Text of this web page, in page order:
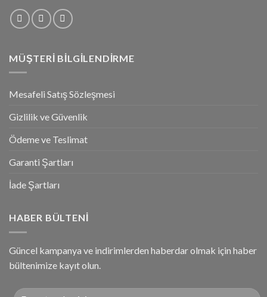
MÜŞTERI BILGILENDIRME
Mesafeli Satış Sözleşmesi
Gizlilik ve Güvenlik
Ödeme ve Teslimat
Garanti Şartları
İade Şartları
HABER BÜLTENI
Güncel kampanya ve indirimlerden haberdar olmak için haber
bültenimize kayıt olun.